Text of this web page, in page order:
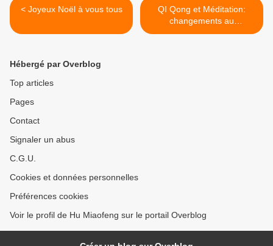
< Joyeux Noël à vous tous
QI Qong et Méditation:
changements au
01/01/2016 >
Hébergé par Overblog
Top articles
Pages
Contact
Signaler un abus
C.G.U.
Cookies et données personnelles
Préférences cookies
Voir le profil de Hu Miaofeng sur le portail Overblog